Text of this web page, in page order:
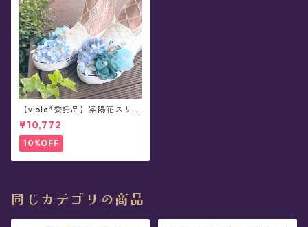
【viola*委託品】紫陽花スリッ
ポン
¥10,772
10%OFF
同じカテゴリの商品